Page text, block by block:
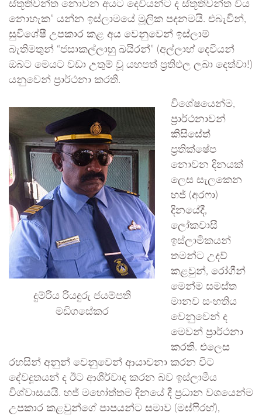
ස්තූතිවන්ත නොවන අයට දෙවියන්ට ද ස්තූතිවන්ත විය
නොහැක” යන්න ඉස්ලාමයේ මූලික පදනමයි. එබැවින්,
සුවිශේෂී උපකාර කළ අය වෙනුවෙන් ඉස්ලාම්
බැතිමතුන් “ජසාකල්ලාහු ඛයිරන්” (අල්ලාහ් දෙවියන්
ඔබට මෙයට වඩා උතුම් වූ යහපත් ප්‍රතිඵල ලබා දෙත්වා!)
යනුවෙන් ප්‍රාර්ථනා කරති.
දුම්රිය රියදුරු ජයම්පති
මඩිගසේකර
විශේෂයෙන්ම,
ප්‍රාර්ථනාවන්
කිසිසේත්
ප්‍රතික්ෂේප
නොවන දිනයක්
ලෙස සැලකෙන
හජ් (අරෆා)
දිනයේදී,
ලෝකවාසී
ඉස්ලාමිකයන්
තමන්ට උදව්
කළවුන්, රෝගීන්
මෙන්ම සමස්ත
මානව සංහතිය
වෙනුවෙන් ද
මෙවන් ප්‍රාර්ථනා
කරති. එලෙස
රහසින් අනුන් වෙනුවෙන් ආයාචනා කරන විට
දේවදූතයන් ද ඊට ආශීර්වාද කරන බව ඉස්ලාමීය
විශ්වාසයයි. හජ් මහෝත්තම දිනයේ දී ප්‍රධාන වශයෙන්ම
උපකාර කළවුන්ගේ පාපයන්ට සමාව (මඝ්ෆිරහ්),